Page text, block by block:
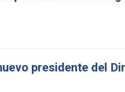
presidente del